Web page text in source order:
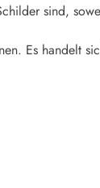
sind,
Es handelt